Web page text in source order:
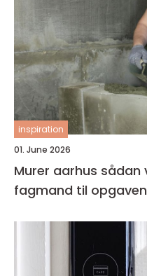
inspiration
01. June 2026
Murer aarhus sådan vælger du den rette
fagmand til opgaven